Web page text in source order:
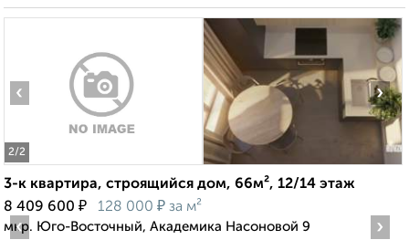
2/2
‹ ›
3-к квартира, строящийся дом, 66м², 12/14 этаж
8 409 600 ₽ 128 000 ₽ за м²
мкр. Юго-Восточный, Академика Насоновой 9
‹ ›